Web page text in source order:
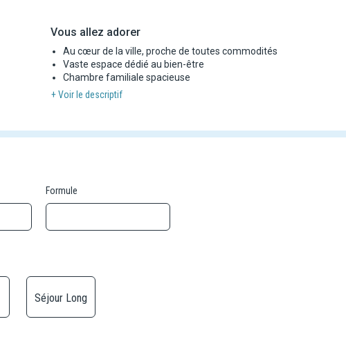
Vous allez adorer
Au cœur de la ville, proche de toutes commodités
Vaste espace dédié au bien-être
Chambre familiale spacieuse
+ Voir le descriptif
Formule
Séjour Long